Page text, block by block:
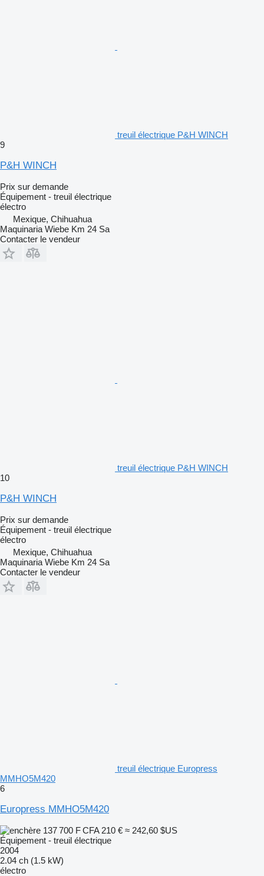
treuil électrique P&H WINCH
9
P&H WINCH
Prix sur demande
Équipement - treuil électrique
électro
Mexique, Chihuahua
Maquinaria Wiebe Km 24 Sa
Contacter le vendeur
treuil électrique P&H WINCH
10
P&H WINCH
Prix sur demande
Équipement - treuil électrique
électro
Mexique, Chihuahua
Maquinaria Wiebe Km 24 Sa
Contacter le vendeur
treuil électrique Europress
MMHO5M420
6
Europress MMHO5M420
137 700 F CFA 210 € ≈ 242,60 $US
Équipement - treuil électrique
2004
2.04 ch (1.5 kW)
électro